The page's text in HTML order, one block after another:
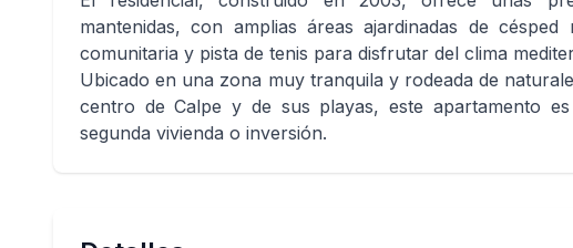
mantenidas, con amplias áreas ajardinadas de
comunitaria y pista de tenis para disfrutar del clima
Ubicado en una zona muy tranquila y rodeada de
centro de Calpe y de sus playas, este apartamento
segunda vivienda o inversión.